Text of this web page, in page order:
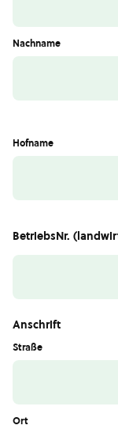
Nachname
Hofname
BetriebsNr.
Anschrift
Straße
Ort